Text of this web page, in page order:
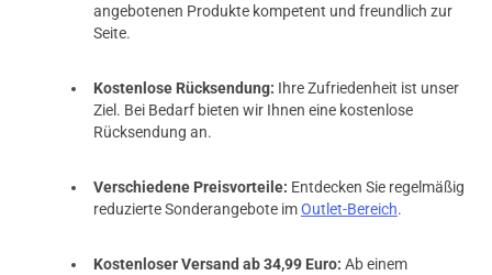
angebotenen Produkte kompetent und freundlich zur
Seite.
Kostenlose Rücksendung: Ihre Zufriedenheit ist unser
Ziel. Bei Bedarf bieten wir Ihnen eine kostenlose
Rücksendung an.
Verschiedene Preisvorteile: Entdecken Sie regelmäßig
reduzierte Sonderangebote imOutlet-Bereich.
Kostenloser Versand ab 34,99 Euro: Ab einem